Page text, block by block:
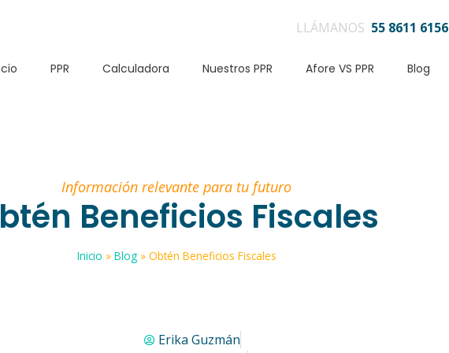
LLÁMANOS 55 8611 6156
PPR Calculadora Nuestros PPR Afore VS PPR Blog
Información relevante para tu futuro
Beneficios Fiscales
Inicio » Blog» Obtén Beneficios Fiscales
Erika Guzmán